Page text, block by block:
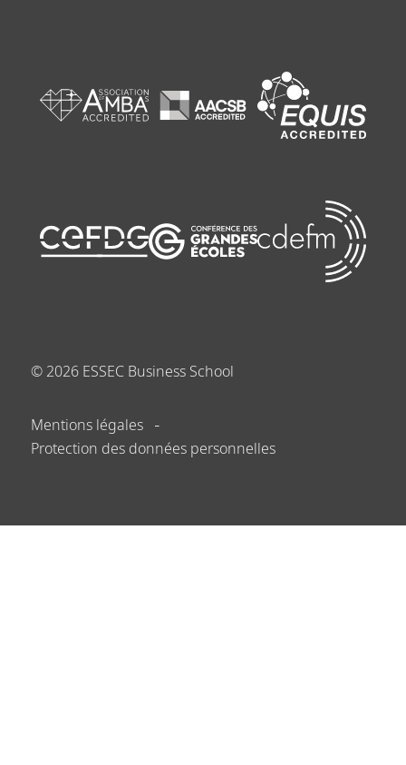
© 2026 ESSEC Business School
Mentions légales
Protection des données personnelles